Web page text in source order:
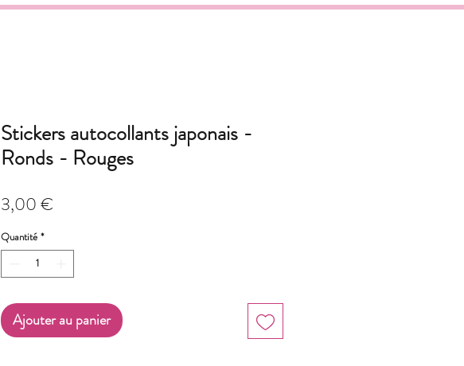
Stickers autocollants japonais -
Ronds - Rouges
3,00 €
Quantité *
Ajouter au panier